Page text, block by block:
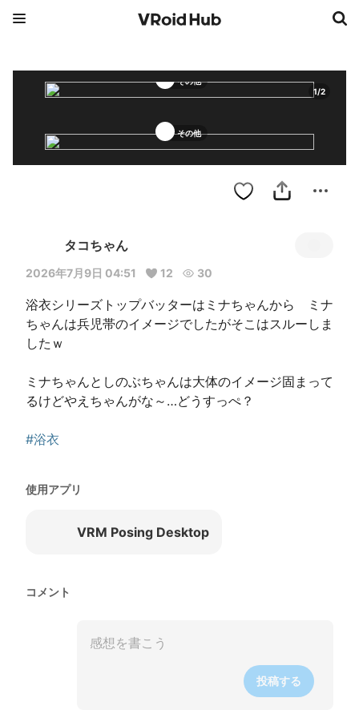
1/2
その他
その他
タコちゃん
2026年7月9日 04:51 12 30
浴衣シリーズトップバッターはミナちゃんから　ミナ
ちゃんは兵児帯のイメージでしたがそこはスルーしま
したｗ
ミナちゃんとしのぶちゃんは大体のイメージ固まって
るけどやえちゃんがな～…どうすっぺ？
#浴衣
使用アプリ
VRM Posing Desktop
コメント
投稿する